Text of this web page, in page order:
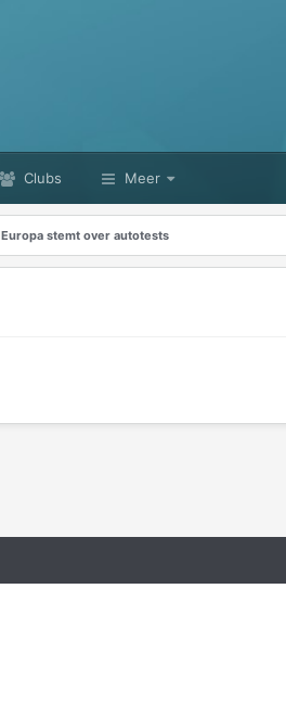
Clubs Meer
Europa stemt over autotests